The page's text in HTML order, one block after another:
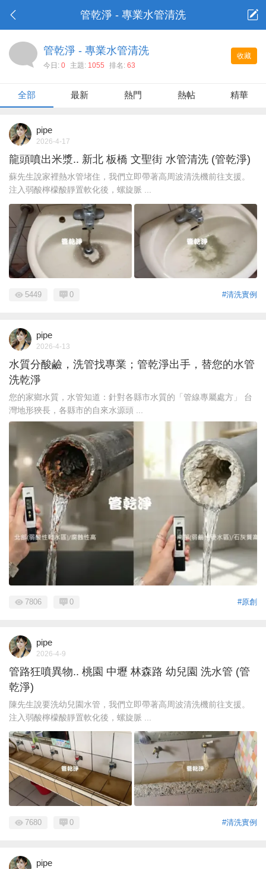
管乾淨 - 專業水管清洗
收藏
管乾淨 - 專業水管清洗
今日: 0 主題: 1055 排名: 63
全部 最新 熱門 熱帖 精華
pipe
2026-4-17
龍頭噴出米漿.. 新北 板橋 文聖街 水管清洗 (管乾淨)
蘇先生說家裡熱水管堵住，我們立即帶著高周波清洗機前往支援。
注入弱酸檸檬酸靜置軟化後，螺旋脈 ...
#清洗實例
5449 0
pipe
2026-4-13
水質分酸鹼，洗管找專業；管乾淨出手，替您的水管
洗乾淨
您的家鄉水質，水管知道：針對各縣市水質的「管線專屬處方」 台
灣地形狹長，各縣市的自來水源頭 ...
#原創
7806 0
pipe
2026-4-9
管路狂噴異物.. 桃園 中壢 林森路 幼兒園 洗水管 (管
乾淨)
陳先生說要洗幼兒園水管，我們立即帶著高周波清洗機前往支援。
注入弱酸檸檬酸靜置軟化後，螺旋脈 ...
#清洗實例
7680 0
pipe